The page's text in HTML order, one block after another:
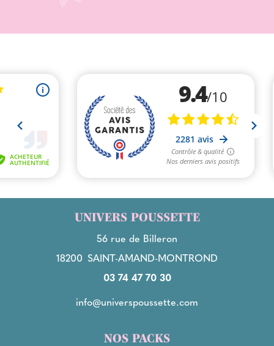
UNIVERS POUSSETTE
56 rue de Billeron
18200 SAINT-AMAND-MONTROND
03 74 47 70 30
info@universpoussette.com
NOS PACKS